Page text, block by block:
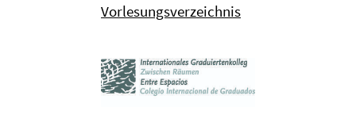
Vorlesungsverzeichnis